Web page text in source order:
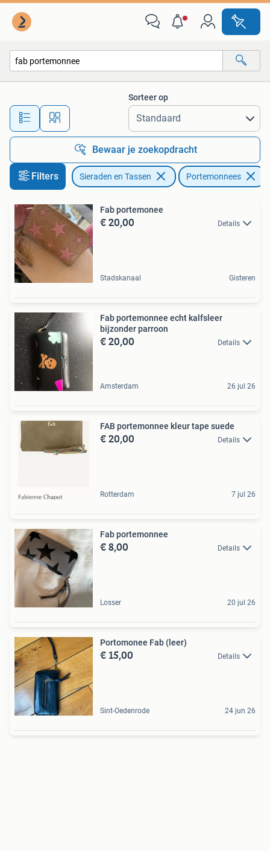
Alle afstanden…
Sorteer op
Bewaar je zoekopdracht
Filters Sieraden en Tassen Portemonnees
Fab portemonee
€ 20,00 Details
Stadskanaal Gisteren
Fab portemonnee echt kalfsleer
bijzonder parroon
€ 20,00 Details
Amsterdam 26 jul 26
FAB portemonnee kleur tape suede
€ 20,00 Details
Rotterdam 7 jul 26
Fab portemonnee
€ 8,00 Details
Losser 20 jul 26
Portomonee Fab (leer)
€ 15,00 Details
Sint-Oedenrode 24 jun 26